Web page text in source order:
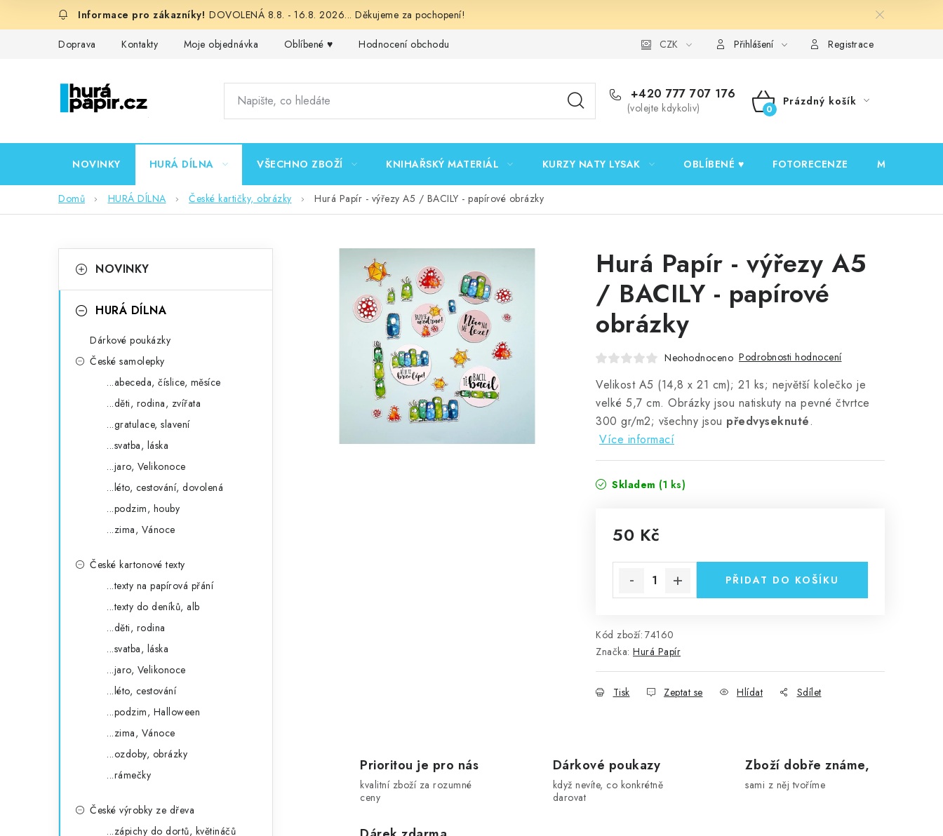
DOVOLENÁ 8.8. - 16.8. 2026... Děkujeme za pochopení!
Doprava Kontakty Moje objednávka Oblíbené ♥️ Hodnocení obchodu Podmínky ochrany osobních údajů Ověřování recenzí
CZK Přihlášení Registrace
+420 777 707 176
(volejte kdykoliv)
NÁKUPNÍ
Prázdný košík
NOVINKY HURÁ DÍLNA VŠECHNO ZBOŽÍ KNIHAŘSKÝ MATERIÁL KURZY NATY LYSAK OBLÍBENÉ ♥️ FOTORECENZE MOJE
Domů HURÁ DÍLNA České kartičky, obrázky Hurá Papír - výřezy A5 / BACILY - papírové obrázky
okategorie
a
NOVINKY
HURÁ DÍLNA
Dárkové poukázky
České samolepky
...abeceda, číslice, měsíce
...děti, rodina, zvířata
...gratulace, slavení
...svatba, láska
...jaro, Velikonoce
...léto, cestování, dovolená
...podzim, houby
...zima, Vánoce
České kartonové texty
...texty na papírová přání
...texty do deníků, alb
...děti, rodina
...svatba, láska
...jaro, Velikonoce
...léto, cestování
...podzim, Halloween
...zima, Vánoce
...ozdoby, obrázky
...rámečky
České výrobky ze dřeva
...zápichy do dortů, květináčů
Hurá Papír - výřezy A5
/ BACILY - papírové
obrázky
Neohodnoceno Podrobnosti hodnocení
Velikost A5 (14,8 x 21 cm); 21 ks; největší kolečko je
velké 5,7 cm. Obrázky jsou natiskuty na pevné čtvrtce
300 gr/m2; všechny jsou předvyseknuté.
Více informací
Skladem (1 ks)
50 Kč
PŘIDAT DO KOŠÍKU
Kód zboží: 74160
Značka: Hurá Papír
Tisk Zeptat se Hlídat Sdílet
Prioritou je pro nás
kvalitní zboží za rozumné
ceny
Dárkové poukazy
když nevíte, co konkrétně
darovat
Zboží dobře známe,
sami z něj tvoříme